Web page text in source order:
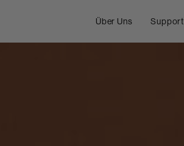
Über Uns Support